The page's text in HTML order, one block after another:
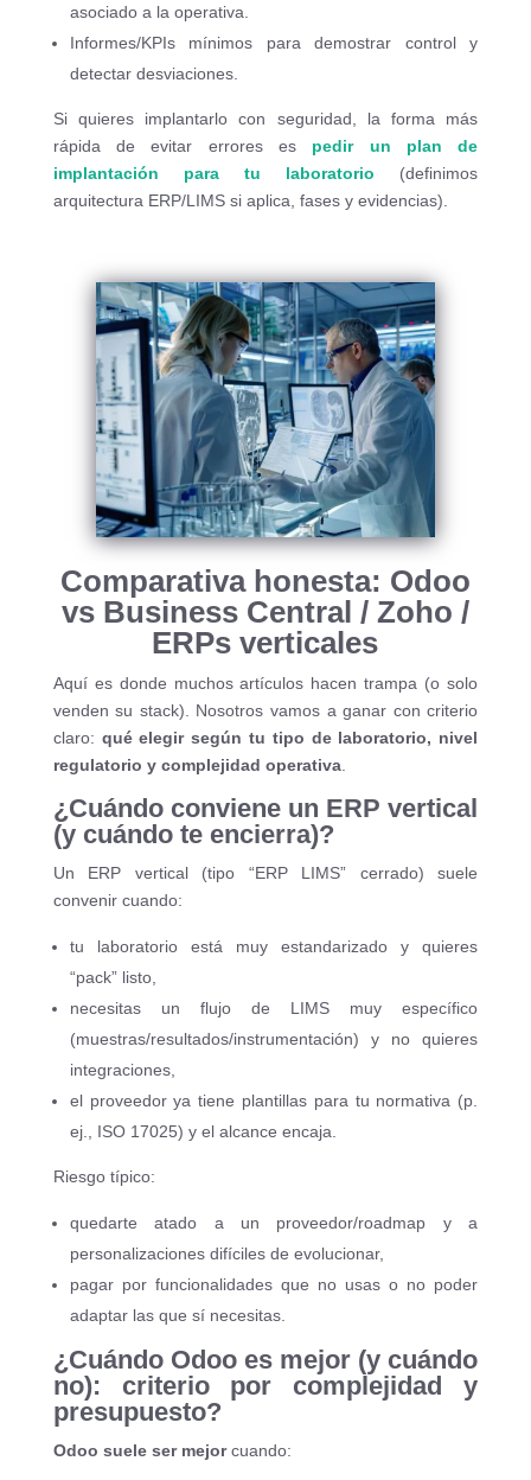
asociado a la operativa.
Informes/KPIs mínimos para demostrar control y
detectar desviaciones.
Si quieres implantarlo con seguridad, la forma más
rápida de evitar errores es pedir un plan de
implantación para tu laboratorio (definimos
arquitectura ERP/LIMS si aplica, fases y evidencias).
Comparativa honesta: Odoo
vs Business Central / Zoho /
ERPs verticales
Aquí es donde muchos artículos hacen trampa (o solo
venden su stack). Nosotros vamos a ganar con criterio
claro: qué elegir según tu tipo de laboratorio, nivel
regulatorio y complejidad operativa.
¿Cuándo conviene un ERP vertical
(y cuándo te encierra)?
Un ERP vertical (tipo “ERP LIMS” cerrado) suele
convenir cuando:
tu laboratorio está muy estandarizado y quieres
“pack” listo,
necesitas un flujo de LIMS muy específico
(muestras/resultados/instrumentación) y no quieres
integraciones,
el proveedor ya tiene plantillas para tu normativa (p.
ej., ISO 17025) y el alcance encaja.
Riesgo típico:
quedarte atado a un proveedor/roadmap y a
personalizaciones difíciles de evolucionar,
pagar por funcionalidades que no usas o no poder
adaptar las que sí necesitas.
¿Cuándo Odoo es mejor (y cuándo
no): criterio por complejidad y
presupuesto?
Odoo suele ser mejorcuando: